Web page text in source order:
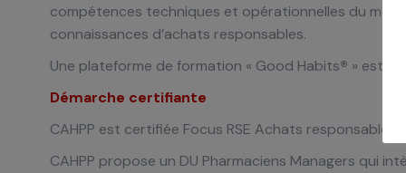
compétences techniques et opérationnelles du
connaissances d’achats responsables.
Une plateforme de formation « Good Habits® » est
Démarche certifiante
CAHPP est certifiée Focus RSE Achats responsables
CAHPP propose un DU Pharmaciens Managers qui